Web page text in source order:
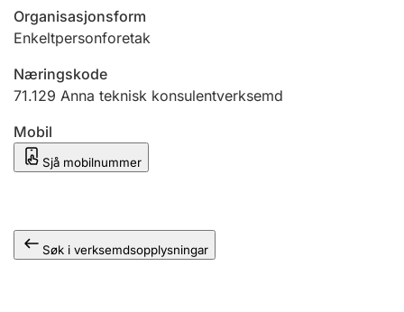
Ektepaktrettleiaren
Andre tema
Organisasjonsform
Enkeltpersonforetak
Næringskode
71.129 Anna teknisk konsulentverksemd
Mobil
Sjå mobilnummer
Søk i verksemdsopplysningar